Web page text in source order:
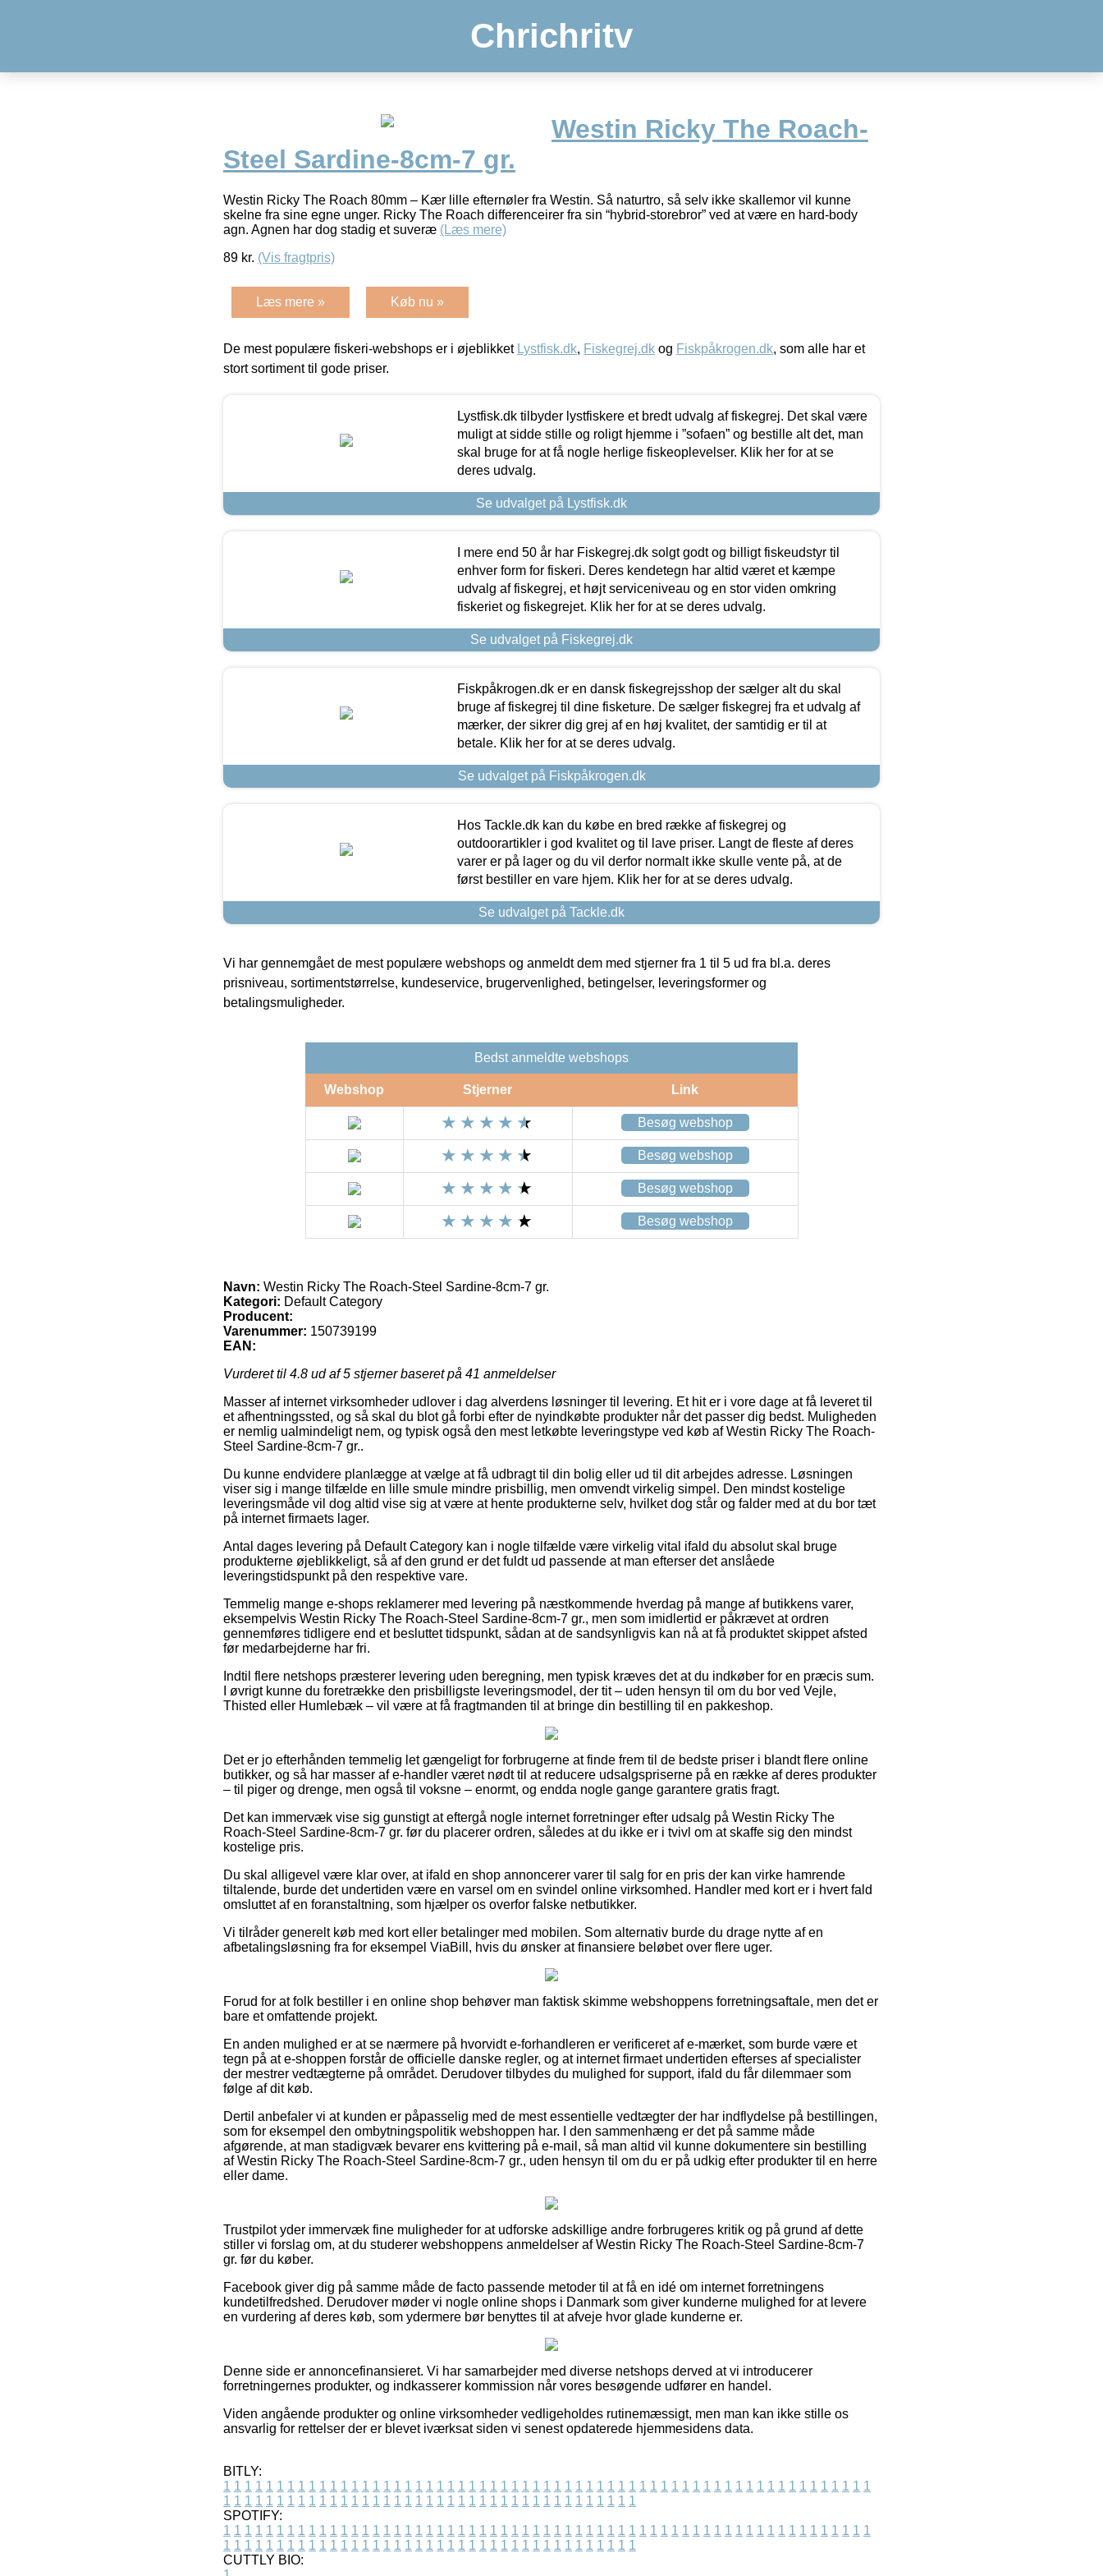
Chrichritv
Westin Ricky The Roach-
Steel Sardine-8cm-7 gr.
Westin Ricky The Roach 80mm – Kær lille efternøler fra Westin. Så naturtro, så selv ikke skallemor vil kunne
skelne fra sine egne unger. Ricky The Roach differenceirer fra sin “hybrid-storebror” ved at være en hard-body
agn. Agnen har dog stadig et suveræ (Læs mere)
89 kr. (Vis fragtpris)
Læs mere » Køb nu »
De mest populære fiskeri-webshops er i øjeblikket Lystfisk.dk, Fiskegrej.dk og Fiskpåkrogen.dk, som alle har et
stort sortiment til gode priser.
Lystfisk.dk tilbyder lystfiskere et bredt udvalg af fiskegrej. Det skal være
muligt at sidde stille og roligt hjemme i ”sofaen” og bestille alt det, man
skal bruge for at få nogle herlige fiskeoplevelser. Klik her for at se
deres udvalg.
Se udvalget på Lystfisk.dk
I mere end 50 år har Fiskegrej.dk solgt godt og billigt fiskeudstyr til
enhver form for fiskeri. Deres kendetegn har altid været et kæmpe
udvalg af fiskegrej, et højt serviceniveau og en stor viden omkring
fiskeriet og fiskegrejet. Klik her for at se deres udvalg.
Se udvalget på Fiskegrej.dk
Fiskpåkrogen.dk er en dansk fiskegrejsshop der sælger alt du skal
bruge af fiskegrej til dine fisketure. De sælger fiskegrej fra et udvalg af
mærker, der sikrer dig grej af en høj kvalitet, der samtidig er til at
betale. Klik her for at se deres udvalg.
Se udvalget på Fiskpåkrogen.dk
Hos Tackle.dk kan du købe en bred række af fiskegrej og
outdoorartikler i god kvalitet og til lave priser. Langt de fleste af deres
varer er på lager og du vil derfor normalt ikke skulle vente på, at de
først bestiller en vare hjem. Klik her for at se deres udvalg.
Se udvalget på Tackle.dk
Vi har gennemgået de mest populære webshops og anmeldt dem med stjerner fra 1 til 5 ud fra bl.a. deres
prisniveau, sortimentstørrelse, kundeservice, brugervenlighed, betingelser, leveringsformer og
betalingsmuligheder.
Bedst anmeldte webshops
Webshop Stjerner Link
Besøg webshop
Besøg webshop
Besøg webshop
Besøg webshop
Navn: Westin Ricky The Roach-Steel Sardine-8cm-7 gr.
Kategori: Default Category
Producent:
Varenummer: 150739199
EAN:
Vurderet til 4.8 ud af 5 stjerner baseret på 41 anmeldelser
Masser af internet virksomheder udlover i dag alverdens løsninger til levering. Et hit er i vore dage at få leveret til
et afhentningssted, og så skal du blot gå forbi efter de nyindkøbte produkter når det passer dig bedst. Muligheden
er nemlig ualmindeligt nem, og typisk også den mest letkøbte leveringstype ved køb af Westin Ricky The Roach-
Steel Sardine-8cm-7 gr..
Du kunne endvidere planlægge at vælge at få udbragt til din bolig eller ud til dit arbejdes adresse. Løsningen
viser sig i mange tilfælde en lille smule mindre prisbillig, men omvendt virkelig simpel. Den mindst kostelige
leveringsmåde vil dog altid vise sig at være at hente produkterne selv, hvilket dog står og falder med at du bor tæt
på internet firmaets lager.
Antal dages levering på Default Category kan i nogle tilfælde være virkelig vital ifald du absolut skal bruge
produkterne øjeblikkeligt, så af den grund er det fuldt ud passende at man efterser det anslåede
leveringstidspunkt på den respektive vare.
Temmelig mange e-shops reklamerer med levering på næstkommende hverdag på mange af butikkens varer,
eksempelvis Westin Ricky The Roach-Steel Sardine-8cm-7 gr., men som imidlertid er påkrævet at ordren
gennemføres tidligere end et besluttet tidspunkt, sådan at de sandsynligvis kan nå at få produktet skippet afsted
før medarbejderne har fri.
Indtil flere netshops præsterer levering uden beregning, men typisk kræves det at du indkøber for en præcis sum.
I øvrigt kunne du foretrække den prisbilligste leveringsmodel, der tit – uden hensyn til om du bor ved Vejle,
Thisted eller Humlebæk – vil være at få fragtmanden til at bringe din bestilling til en pakkeshop.
Det er jo efterhånden temmelig let gængeligt for forbrugerne at finde frem til de bedste priser i blandt flere online
butikker, og så har masser af e-handler været nødt til at reducere udsalgspriserne på en række af deres produkter
– til piger og drenge, men også til voksne – enormt, og endda nogle gange garantere gratis fragt.
Det kan immervæk vise sig gunstigt at eftergå nogle internet forretninger efter udsalg på Westin Ricky The
Roach-Steel Sardine-8cm-7 gr. før du placerer ordren, således at du ikke er i tvivl om at skaffe sig den mindst
kostelige pris.
Du skal alligevel være klar over, at ifald en shop annoncerer varer til salg for en pris der kan virke hamrende
tiltalende, burde det undertiden være en varsel om en svindel online virksomhed. Handler med kort er i hvert fald
omsluttet af en foranstaltning, som hjælper os overfor falske netbutikker.
Vi tilråder generelt køb med kort eller betalinger med mobilen. Som alternativ burde du drage nytte af en
afbetalingsløsning fra for eksempel ViaBill, hvis du ønsker at finansiere beløbet over flere uger.
Forud for at folk bestiller i en online shop behøver man faktisk skimme webshoppens forretningsaftale, men det er
bare et omfattende projekt.
En anden mulighed er at se nærmere på hvorvidt e-forhandleren er verificeret af e-mærket, som burde være et
tegn på at e-shoppen forstår de officielle danske regler, og at internet firmaet undertiden efterses af specialister
der mestrer vedtægterne på området. Derudover tilbydes du mulighed for support, ifald du får dilemmaer som
følge af dit køb.
Dertil anbefaler vi at kunden er påpasselig med de mest essentielle vedtægter der har indflydelse på bestillingen,
som for eksempel den ombytningspolitik webshoppen har. I den sammenhæng er det på samme måde
afgørende, at man stadigvæk bevarer ens kvittering på e-mail, så man altid vil kunne dokumentere sin bestilling
af Westin Ricky The Roach-Steel Sardine-8cm-7 gr., uden hensyn til om du er på udkig efter produkter til en herre
eller dame.
Trustpilot yder immervæk fine muligheder for at udforske adskillige andre forbrugeres kritik og på grund af dette
stiller vi forslag om, at du studerer webshoppens anmeldelser af Westin Ricky The Roach-Steel Sardine-8cm-7
gr. før du køber.
Facebook giver dig på samme måde de facto passende metoder til at få en idé om internet forretningens
kundetilfredshed. Derudover møder vi nogle online shops i Danmark som giver kunderne mulighed for at levere
en vurdering af deres køb, som ydermere bør benyttes til at afveje hvor glade kunderne er.
Denne side er annoncefinansieret. Vi har samarbejder med diverse netshops derved at vi introducerer
forretningernes produkter, og indkasserer kommission når vores besøgende udfører en handel.
Viden angående produkter og online virksomheder vedligeholdes rutinemæssigt, men man kan ikke stille os
ansvarlig for rettelser der er blevet iværksat siden vi senest opdaterede hjemmesidens data.
BITLY:
1 1 1 1 1 1 1 1 1 1 1 1 1 1 1 1 1 1 1 1 1 1 1 1 1 1 1 1 1 1 1 1 1 1 1 1 1 1 1 1 1 1 1 1 1 1 1 1 1 1 1 1 1 1 1 1 1 1 1 1 1
1 1 1 1 1 1 1 1 1 1 1 1 1 1 1 1 1 1 1 1 1 1 1 1 1 1 1 1 1 1 1 1 1 1 1 1 1 1 1
SPOTIFY:
1 1 1 1 1 1 1 1 1 1 1 1 1 1 1 1 1 1 1 1 1 1 1 1 1 1 1 1 1 1 1 1 1 1 1 1 1 1 1 1 1 1 1 1 1 1 1 1 1 1 1 1 1 1 1 1 1 1 1 1 1
1 1 1 1 1 1 1 1 1 1 1 1 1 1 1 1 1 1 1 1 1 1 1 1 1 1 1 1 1 1 1 1 1 1 1 1 1 1 1
CUTTLY BIO: